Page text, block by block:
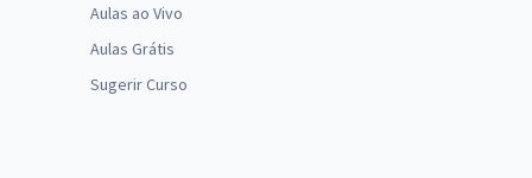
Aulas ao Vivo
Aulas Grátis
Sugerir Curso